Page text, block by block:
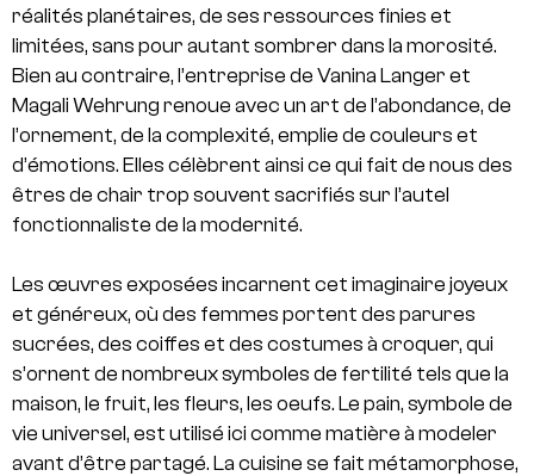
réalités planétaires, de ses ressources finies et
limitées, sans pour autant sombrer dans la morosité.
Bien au contraire, l’entreprise de Vanina Langer et
Magali Wehrung renoue avec un art de l’abondance, de
l’ornement, de la complexité, emplie de couleurs et
d’émotions. Elles célèbrent ainsi ce qui fait de nous des
êtres de chair trop souvent sacrifiés sur l’autel
fonctionnaliste de la modernité.
Les œuvres exposées incarnent cet imaginaire joyeux
et généreux, où des femmes portent des parures
sucrées, des coiffes et des costumes à croquer, qui
s’ornent de nombreux symboles de fertilité tels que la
maison, le fruit, les fleurs, les oeufs. Le pain, symbole de
vie universel, est utilisé ici comme matière à modeler
avant d’être partagé. La cuisine se fait métamorphose,